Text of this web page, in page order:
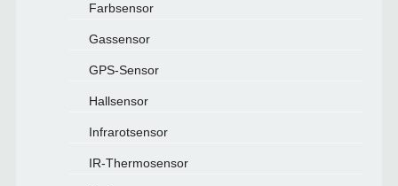
Farbsensor
Gassensor
GPS-Sensor
Hallsensor
Infrarotsensor
IR-Thermosensor